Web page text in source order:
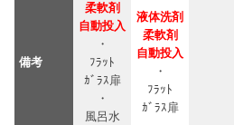
備考
柔軟剤
自動投入
・
ﾌﾗｯﾄ
ｶﾞﾗｽ扉
・
風呂水
液体洗剤
柔軟剤
自動投入
・
ﾌﾗｯﾄ
ｶﾞﾗｽ扉